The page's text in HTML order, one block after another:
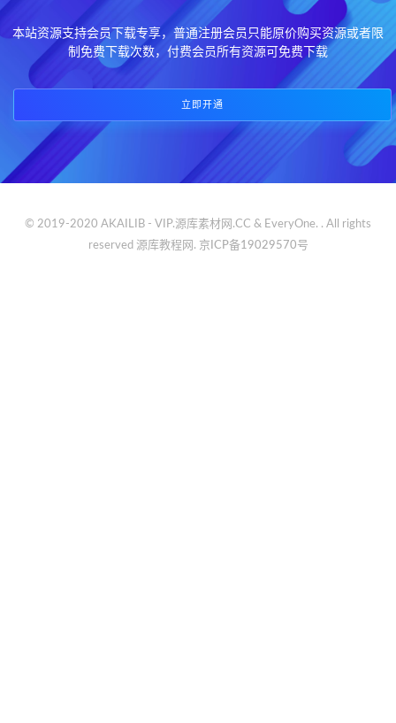
本站资源支持会员下载专享，普通注册会员只能原价购买资源或者限
制免费下载次数，付费会员所有资源可免费下载
立即开通
© 2019-2020 AKAILIB - VIP.源库素材网.CC & EveryOne. . All rights
reserved 源库教程网. 京ICP备19029570号